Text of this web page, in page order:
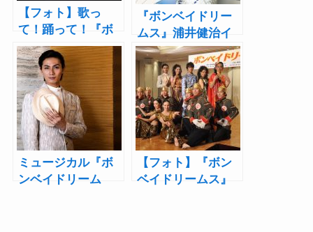
【フォト】歌っ
て！踊って！『ボ
ンベイドリーム
ス』の舞台をちょ
っと見せ！
『ボンベイドリー
ムス』浦井健治イ
ンタビュー！「客
席でノリノリにな
りながら楽しん
で！」
ミュージカル『ボ
ンベイドリーム
【フォト】『ボン
ベイドリームス』